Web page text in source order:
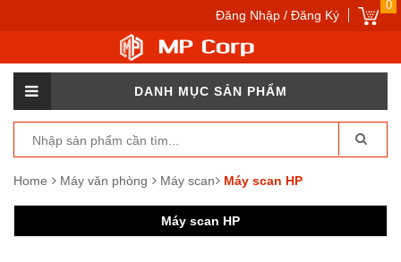
0
Đăng Nhập / Đăng Ký
DANH MỤC SẢN PHẨM
Home Máy văn phòng Máy scan Máy scan HP
Máy scan HP